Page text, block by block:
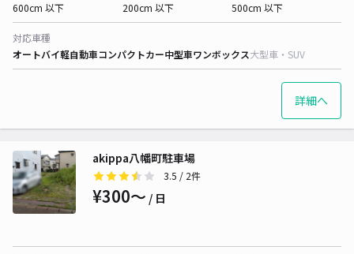
600cm 以下
200cm 以下
500cm 以下
対応車種
オートバイ軽自動車コンパクトカー中型車ワンボックス大型車・SUV
詳細へ
akippa八幡町駐車場
3.5 / 2件
¥300〜 / 日